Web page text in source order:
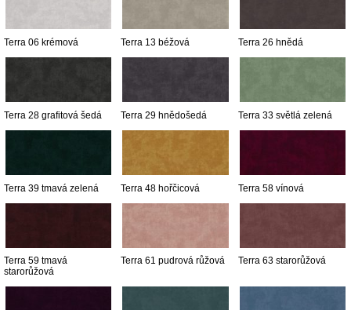
Terra 06 krémová Terra 13 béžová Terra 26 hnědá
Terra 28 grafitová šedá Terra 29 hnědošedá Terra 33 světlá zelená
Terra 39 tmavá zelená Terra 48 hořčicová Terra 58 vínová
Terra 59 tmavá
starorůžová
Terra 61 pudrová růžová Terra 63 starorůžová